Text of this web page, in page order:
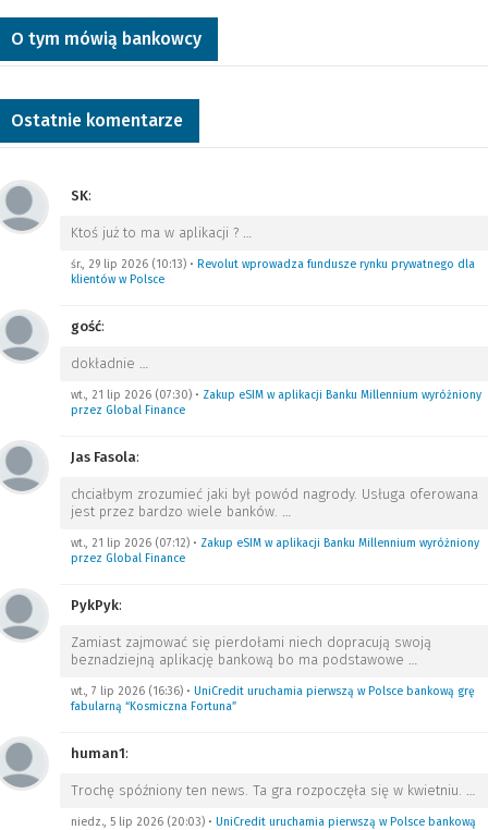
O tym mówią bankowcy
Ostatnie komentarze
SK:
Ktoś już to ma w aplikacji ? …
śr., 29 lip 2026 (10:13) • Revolut wprowadza fundusze rynku prywatnego dla
klientów w Polsce
gość:
dokładnie …
wt., 21 lip 2026 (07:30) • Zakup eSIM w aplikacji Banku Millennium wyróżniony
przez Global Finance
Jas Fasola:
chciałbym zrozumieć jaki był powód nagrody. Usługa oferowana
jest przez bardzo wiele banków. …
wt., 21 lip 2026 (07:12) • Zakup eSIM w aplikacji Banku Millennium wyróżniony
przez Global Finance
PykPyk:
Zamiast zajmować się pierdołami niech dopracują swoją
beznadziejną aplikację bankową bo ma podstawowe …
wt., 7 lip 2026 (16:36) • UniCredit uruchamia pierwszą w Polsce bankową grę
fabularną “Kosmiczna Fortuna”
human1:
Trochę spóźniony ten news. Ta gra rozpoczęła się w kwietniu. …
niedz., 5 lip 2026 (20:03) • UniCredit uruchamia pierwszą w Polsce bankową